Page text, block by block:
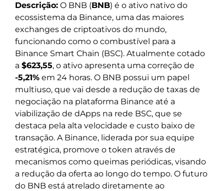
Descrição: O BNB (BNB) é o ativo nativo do
ecossistema da Binance, uma das maiores
exchanges de criptoativos do mundo,
funcionando como o combustível para a
Binance Smart Chain (BSC). Atualmente cotado
a $623,55, o ativo apresenta uma correção de
-5,21% em 24 horas. O BNB possui um papel
multiuso, que vai desde a redução de taxas de
negociação na plataforma Binance até a
viabilização de dApps na rede BSC, que se
destaca pela alta velocidade e custo baixo de
transação. A Binance, liderada por sua equipe
estratégica, promove o token através de
mecanismos como queimas periódicas, visando
a redução da oferta ao longo do tempo. O futuro
do BNB está atrelado diretamente ao